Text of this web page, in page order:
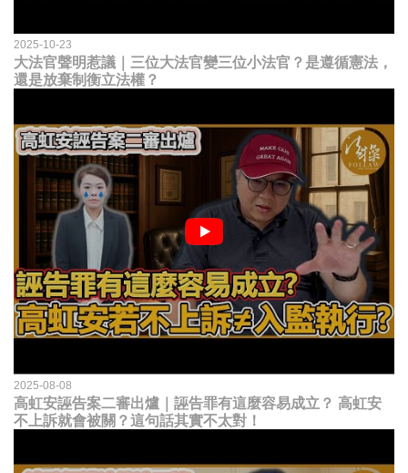
2025-10-23
大法官聲明惹議｜三位大法官變三位小法官？是遵循憲法，
還是放棄制衡立法權？
2025-08-08
高虹安誣告案二審出爐｜誣告罪有這麼容易成立？ 高虹安
不上訴就會被關？這句話其實不太對！